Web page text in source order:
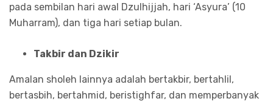
pada sembilan hari awal Dzulhijjah, hari ‘Asyura’ (10
Muharram), dan tiga hari setiap bulan.
Takbir dan Dzikir
Amalan sholeh lainnya adalah bertakbir, bertahlil,
bertasbih, bertahmid, beristighfar, dan memperbanyak